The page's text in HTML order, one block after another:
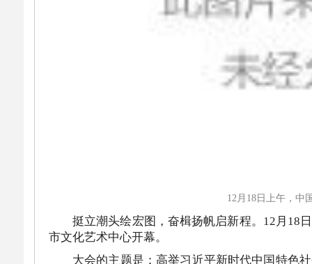
12月18日上午，中
挺立潮头绘宏图，奋楫扬帆启新程。12月18
市文化艺术中心开幕。
大会的主题是：高举习近平新时代中国特色